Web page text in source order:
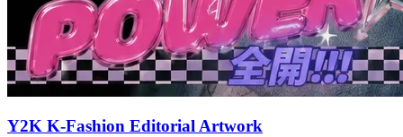
Y2K K-Fashion Editorial Artwork